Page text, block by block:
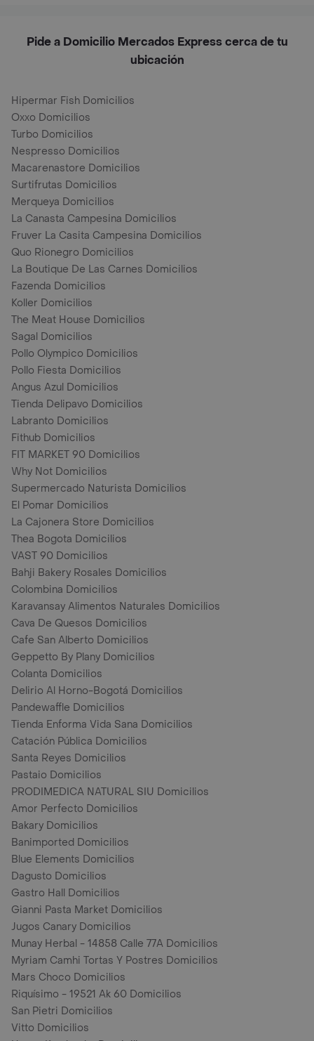
Pide a Domicilio Mercados Express cerca de tu
ubicación
Hipermar Fish Domicilios
Oxxo Domicilios
Turbo Domicilios
Nespresso Domicilios
Macarenastore Domicilios
Surtifrutas Domicilios
Merqueya Domicilios
La Canasta Campesina Domicilios
Fruver La Casita Campesina Domicilios
Quo Rionegro Domicilios
La Boutique De Las Carnes Domicilios
Fazenda Domicilios
Koller Domicilios
The Meat House Domicilios
Sagal Domicilios
Pollo Olympico Domicilios
Pollo Fiesta Domicilios
Angus Azul Domicilios
Tienda Delipavo Domicilios
Labranto Domicilios
Fithub Domicilios
FIT MARKET 90 Domicilios
Why Not Domicilios
Supermercado Naturista Domicilios
El Pomar Domicilios
La Cajonera Store Domicilios
Thea Bogota Domicilios
VAST 90 Domicilios
Bahji Bakery Rosales Domicilios
Colombina Domicilios
Karavansay Alimentos Naturales Domicilios
Cava De Quesos Domicilios
Cafe San Alberto Domicilios
Geppetto By Plany Domicilios
Colanta Domicilios
Delirio Al Horno-Bogotá Domicilios
Pandewaffle Domicilios
Tienda Enforma Vida Sana Domicilios
Catación Pública Domicilios
Santa Reyes Domicilios
Pastaio Domicilios
PRODIMEDICA NATURAL SIU Domicilios
Amor Perfecto Domicilios
Bakary Domicilios
Banimported Domicilios
Blue Elements Domicilios
Dagusto Domicilios
Gastro Hall Domicilios
Gianni Pasta Market Domicilios
Jugos Canary Domicilios
Munay Herbal - 14858 Calle 77A Domicilios
Myriam Camhi Tortas Y Postres Domicilios
Mars Choco Domicilios
Riquísimo - 19521 Ak 60 Domicilios
San Pietri Domicilios
Vitto Domicilios